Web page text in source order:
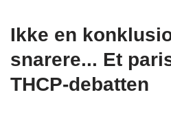
Ikke en
snarere... Et
THCP-debatten